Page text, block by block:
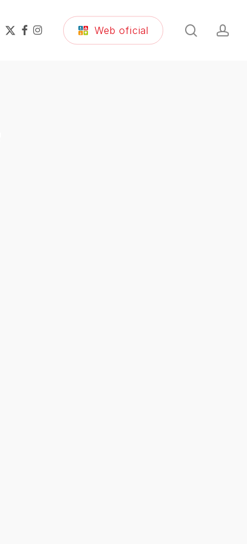
x-
twitter
facebook
instagram Web oficial search